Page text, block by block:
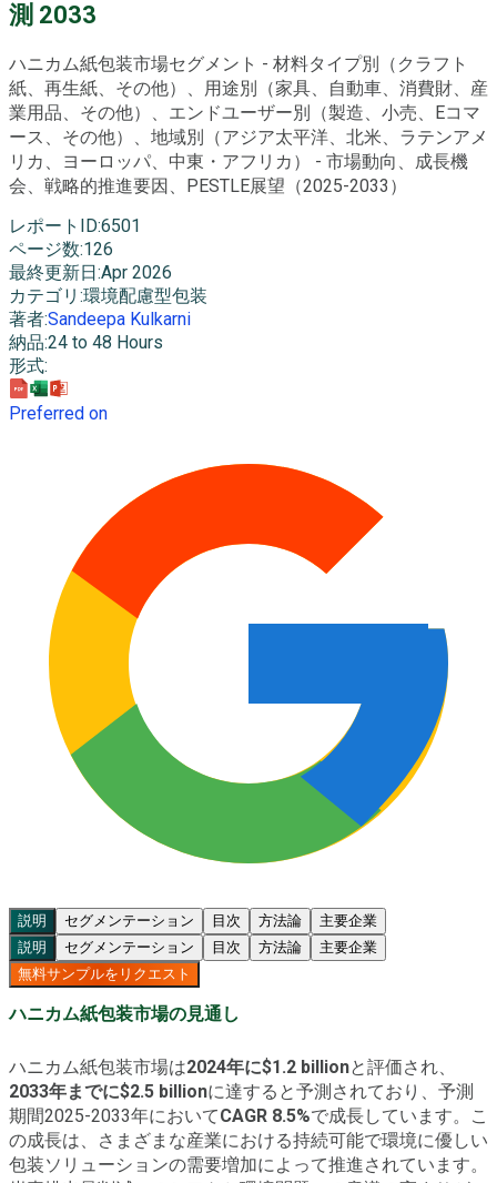
測 2033
ハニカム紙包装市場セグメント - 材料タイプ別（クラフト
紙、再生紙、その他）、用途別（家具、自動車、消費財、産
業用品、その他）、エンドユーザー別（製造、小売、Eコマ
ース、その他）、地域別（アジア太平洋、北米、ラテンアメ
リカ、ヨーロッパ、中東・アフリカ） - 市場動向、成長機
会、戦略的推進要因、PESTLE展望（2025-2033）
レポートID:6501
ページ数:126
最終更新日 :Apr 2026
カテゴリ :環境配慮型包装
著者:Sandeepa Kulkarni
納品:24 to 48 Hours
形式:
Preferred on
説明 セグメンテーション 目次 方法論
主要企業
説明
セグメンテーション 目次 方法論
主要企業
無料サンプルをリクエスト
ハニカム紙包装市場の見通し
ハニカム紙包装市場は2024年に$1.2 billionと評価され、
2033年までに$2.5 billionに達すると予測されており、予測
期間2025-2033年においてCAGR 8.5%で成長しています。こ
の成長は、さまざまな産業における持続可能で環境に優しい
包装ソリューションの需要増加によって推進されています。